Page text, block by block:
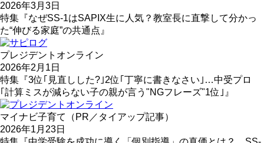
2026年3月3日
特集『なぜSS-1はSAPIX生に人気？教室長に直撃して分かっ
た“伸びる家庭”の共通点』
プレジデントオンライン
2026年2月1日
特集『3位｢見直しした?｣2位｢丁寧に書きなさい｣…中受プロ
｢計算ミスが減らない子の親が言う"NGフレーズ"1位｣』
マイナビ子育て（PR／タイアップ記事）
2026年1月23日